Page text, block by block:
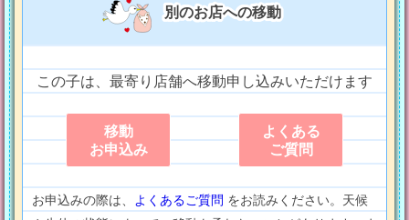
別のお店への移動
この子は、最寄り店舗へ移動申し込みいただけます
移動
お申込み
よくある
ご質問
お申込みの際は、 よくあるご質問 をお読みください。天候